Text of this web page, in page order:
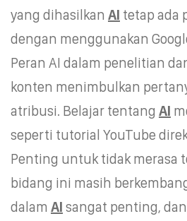
yang dihasilkan AI tetap ada
dengan menggunakan
Peran AI dalam penelitian
konten menimbulkan
atribusi. Belajar tentang AI
seperti tutorial YouTube
Penting untuk tidak merasa
bidang ini masih
dalam AI sangat penting,